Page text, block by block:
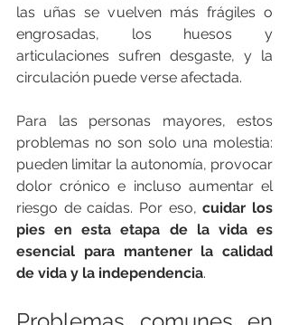
las uñas se vuelven más frágiles o
engrosadas, los huesos y
articulaciones sufren desgaste, y la
circulación puede verse afectada.
Para las personas mayores, estos
problemas no son solo una molestia:
pueden limitar la autonomía, provocar
dolor crónico e incluso aumentar el
riesgo de caídas. Por eso, cuidar los
pies en esta etapa de la vida es
esencial para mantener la calidad
de vida y la independencia.